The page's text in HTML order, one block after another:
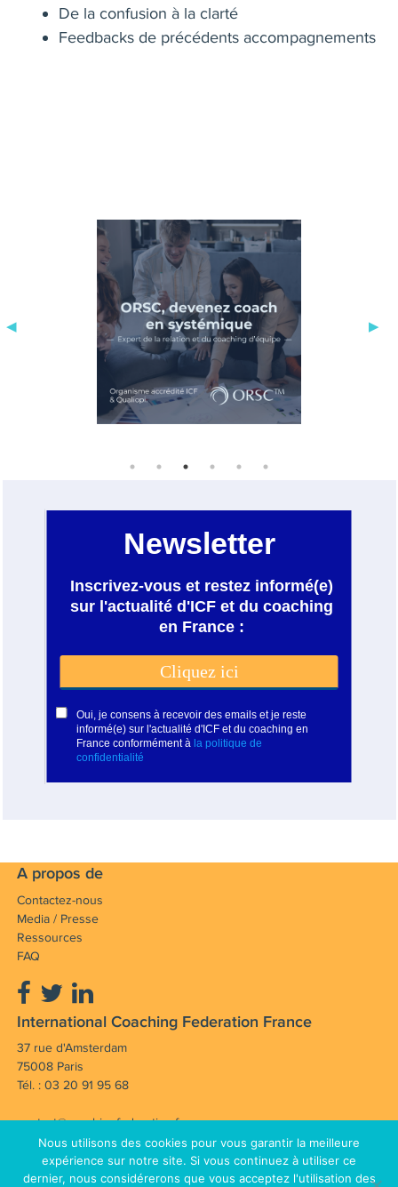
De la confusion à la clarté
Feedbacks de précédents accompagnements
A propos de
Contactez-nous
Media / Presse
Ressources
FAQ
International Coaching Federation France
37 rue d'Amsterdam
75008 Paris
Tél. : 03 20 91 95 68
contact@coachingfederation.fr
Notre mission : Faire avancer et rayonner la
profession de coach en France et dans le monde.
Nous utilisons des cookies pour vous garantir la meilleure
expérience sur notre site. Si vous continuez à utiliser ce
dernier, nous considérerons que vous acceptez l'utilisation des